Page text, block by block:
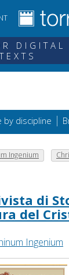
DIGITAL
TEXTS
by discipline |
Ingenium
di
del
Ingenium